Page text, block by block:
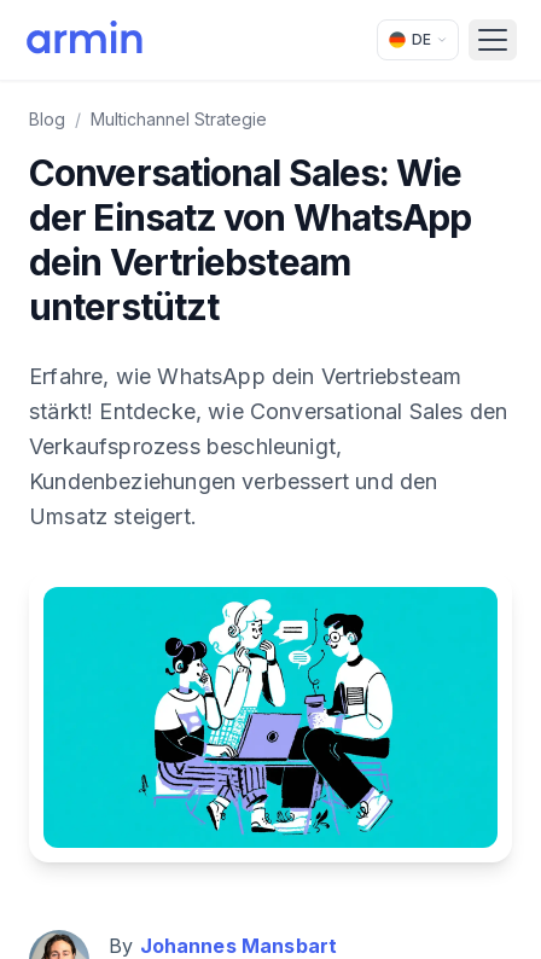
DE
Blog / Multichannel Strategie
Conversational Sales: Wie
der Einsatz von WhatsApp
dein Vertriebsteam
unterstützt
Erfahre, wie WhatsApp dein Vertriebsteam
stärkt! Entdecke, wie Conversational Sales den
Verkaufsprozess beschleunigt,
Kundenbeziehungen verbessert und den
Umsatz steigert.
By Johannes Mansbart